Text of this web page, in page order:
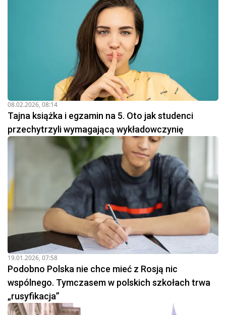
08.02.2026, 08:14
Tajna książka i egzamin na 5. Oto jak studenci
przechytrzyli wymagającą wykładowczynię
19.01.2026, 07:58
Podobno Polska nie chce mieć z Rosją nic
wspólnego. Tymczasem w polskich szkołach trwa
„rusyfikacja”